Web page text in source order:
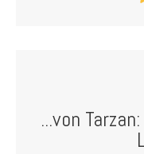
...von